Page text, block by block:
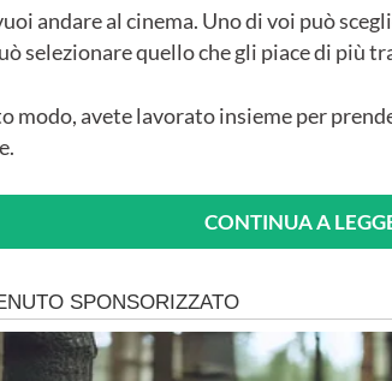
andare al cinema. Uno di voi può
selezionare quello che gli piace di più
modo, avete lavorato insieme per
CONTINUA A